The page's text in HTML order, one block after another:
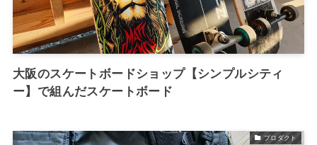
大阪のスケートボードショップ【シンプルシティ
ー】で組んだスケートボード
プロダクト